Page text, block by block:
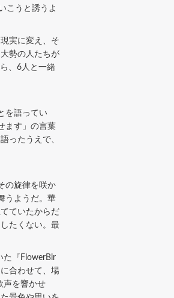
こうと誘うよ
実に変え、そ
勢の人たちが
、6人と一緒
を語ってい
ます」の言葉
ったうえで、
の旋律を咲か
うようだ。華
ていたからだ
たくない。最
た『FlowerBir
合わせて、場
声を響かせ